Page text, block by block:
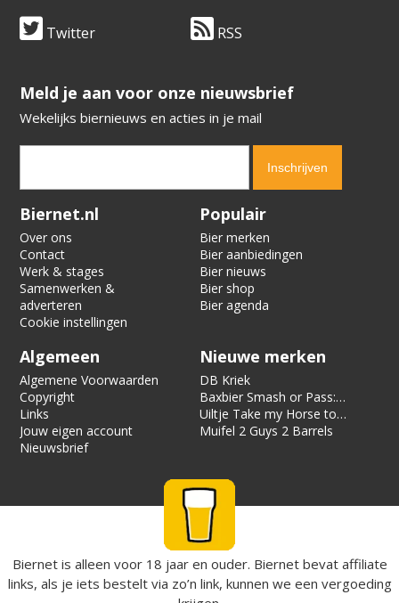
Twitter RSS
​​​​​​​Meld je aan voor onze nieuwsbrief
Wekelijks biernieuws en acties in je mail
Verification code:
Biernet.nl
Over ons
Contact
Werk & stages
Samenwerken &
adverteren
Cookie instellingen
Populair
Bier merken
Bier aanbiedingen
Bier nieuws
Bier shop
Bier agenda
Algemeen
Algemene Voorwaarden
Copyright
Links
Jouw eigen account
Nieuwsbrief
Nieuwe merken
DB Kriek
Baxbier Smash or Pass:
Strata
Uiltje Take my Horse to
the Hotel Room
Muifel 2 Guys 2 Barrels
Biernet is alleen voor 18 jaar en ouder. Biernet bevat affiliate
links, als je iets bestelt via zo’n link, kunnen we een vergoeding